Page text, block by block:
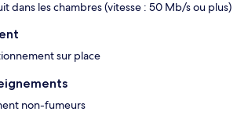
dans les chambres (vitesse : 50 Mb/s ou plus)
sur place
non-fumeurs